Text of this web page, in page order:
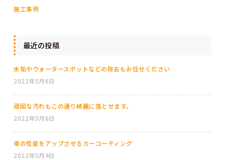
施工事例
最近の投稿
水垢やウォータースポットなどの除去もお任せください
2022年5月6日
頑固な汚れもこの通り綺麗に落とせます。
2022年5月6日
車の性能をアップさせるカーコーティング
2022年5月4日